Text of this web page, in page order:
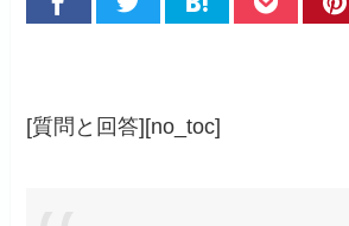
[質問と回答][no_toc]